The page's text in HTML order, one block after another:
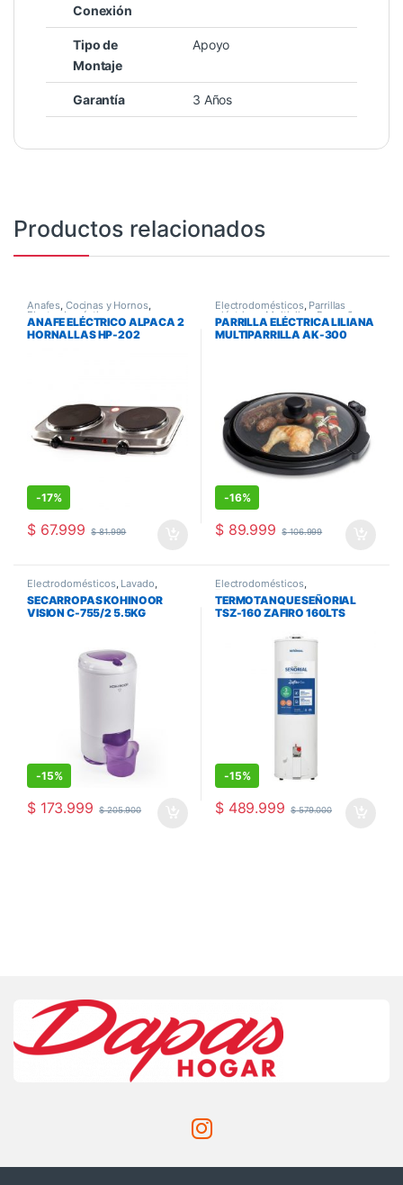
Conexión
Tipo de
Montaje
Apoyo
Garantía 3 Años
Productos relacionados
Anafes, Cocinas y Hornos,
Electrodomésticos
ANAFE ELÉCTRICO ALPACA 2
HORNALLAS HP-202
-17%
$67.999 $81.999
Electrodomésticos, Parrillas
eléctrica y Multiollas,Pequeños
Electrodomésticos
PARRILLA ELÉCTRICA LILIANA
MULTIPARRILLA AK-300
-16%
$89.999 $106.999
Electrodomésticos, Lavado,
Secarropas
SECARROPAS KOHINOOR
VISION C-755/2 5.5KG
-15%
$173.999 $205.900
Electrodomésticos,
Termotanques ,Termotanques y
Calefones
TERMOTANQUE SEÑORIAL
TSZ-160 ZAFIRO 160LTS
-15%
$489.999 $579.000